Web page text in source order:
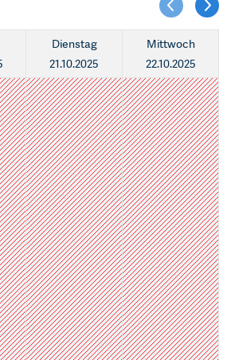
Dienstag
21.10.2025
Mittwoch
22.10.2025